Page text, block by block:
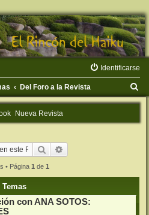
Identificarse
Del Foro a la Revista
u
Nueva Revista
Buscar
• Página 1 de 1
Temas
con ANA SOTOS: